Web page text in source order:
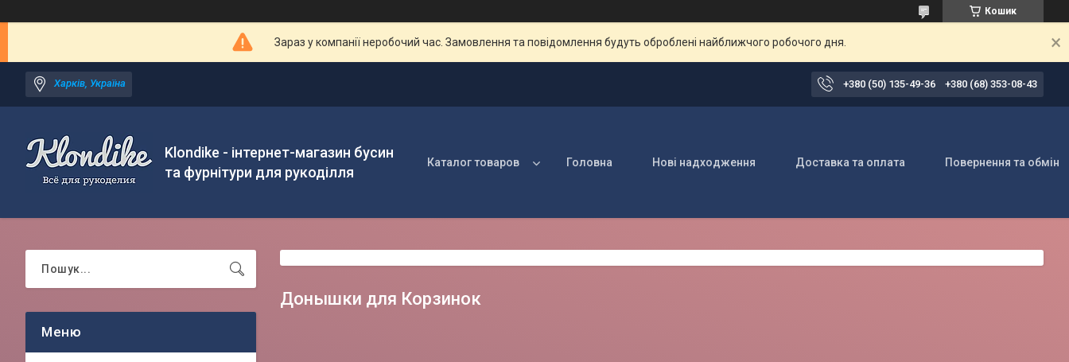
Кошик
Зараз у компанії неробочий час. Замовлення та повідомлення будуть оброблені найближчого робочого дня.
Харків, Україна +380 (50) 135-49-36 +380 (68) 353-08-43
Klondike - інтернет-магазин бусин
та фурнітури для рукоділля
Каталог товаров Головна Нові надходження Доставка та оплата Повернення та обмін
Донышки для Корзинок